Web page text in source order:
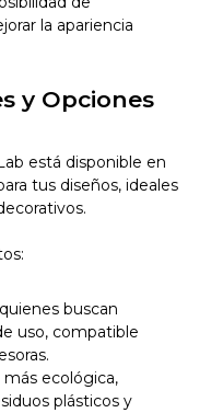
la apariencia
y Opciones
está disponible en
tus diseños, ideales
buscan
uso, compatible
ecológica,
plásticos y